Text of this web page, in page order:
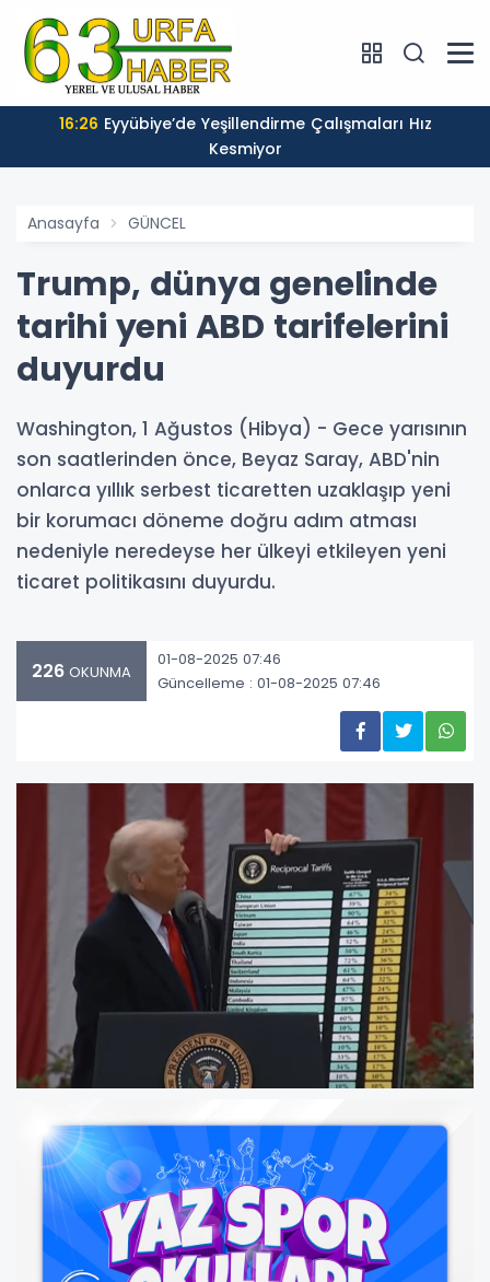
16:26
Kesmiyor
Anasayfa GÜNCEL
Trump, dünya genelinde
tarihi yeni ABD tarifelerini
duyurdu
Washington, 1 Ağustos (Hibya) - Gece yarısının
son saatlerinden önce, Beyaz Saray, ABD'nin
onlarca yıllık serbest ticaretten uzaklaşıp yeni
bir korumacı döneme doğru adım atması
nedeniyle neredeyse her ülkeyi etkileyen yeni
ticaret politikasını duyurdu.
226 OKUNMA
01-08-2025 07:46
Güncelleme : 01-08-2025 07:46